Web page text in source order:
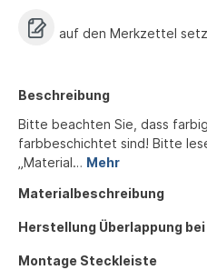
auf den Merkzettel
Beschreibung
Bitte beachten Sie, dass
farbbeschichtet sind! Bitte
„Material… Mehr
Materialbeschreibung
Herstellung Überlappung bei
Montage Steckleiste